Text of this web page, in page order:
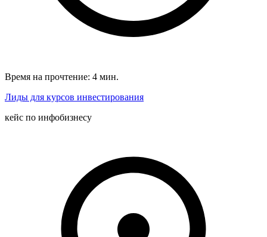
Время на прочтение: 4 мин.
Лиды для курсов инвестирования
кейс по инфобизнесу